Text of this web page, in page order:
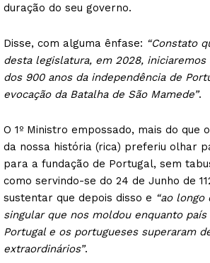
duração do seu governo.
Disse, com alguma ênfase: “Constato
desta legislatura, em 2028, iniciaremos
dos 900 anos da independência de
evocação da Batalha de São Mamede”.
O 1º Ministro empossado, mais do que
da nossa história (rica) preferiu olhar
para a fundação de Portugal, sem
como servindo-se do 24 de Junho de
sustentar que depois disso e “ao
singular que nos moldou enquanto país
Portugal e os portugueses superaram
extraordinários”.